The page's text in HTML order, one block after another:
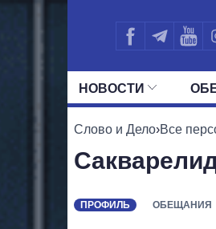
НОВОСТИ
ВСЕ
Слово и Дело›Все
ПРОФИЛЬ ОБЕЩАНИЯ